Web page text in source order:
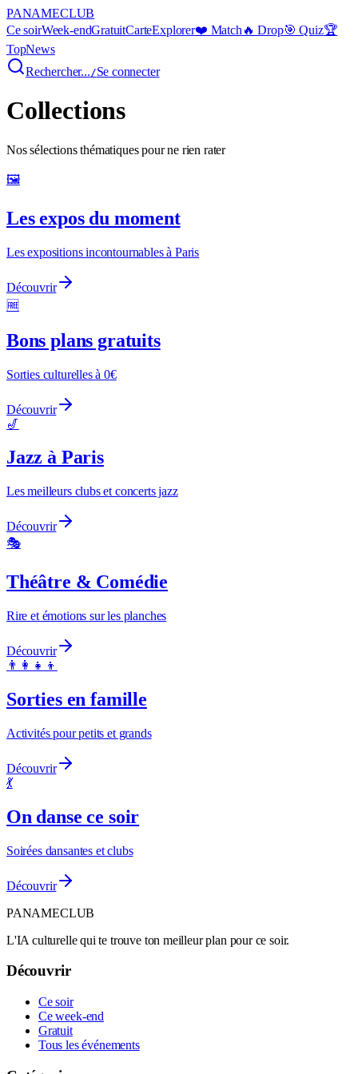
PANAMECLUB
Ce soirWeek-endGratuitCarteExplorer❤️ Match 🔥 Drop🎯 Quiz🏆
TopNews
Rechercher.../Se connecter
Collections
Nos sélections thématiques pour ne rien rater
🖼️
Les expos du moment
Les expositions incontournables à Paris
Découvrir
🆓
Bons plans gratuits
Sorties culturelles à 0€
Découvrir
🎷
Jazz à Paris
Les meilleurs clubs et concerts jazz
Découvrir
🎭
Théâtre & Comédie
Rire et émotions sur les planches
Découvrir
👨‍👩‍👧‍👦
Sorties en famille
Activités pour petits et grands
Découvrir
💃
On danse ce soir
Soirées dansantes et clubs
Découvrir
PANAMECLUB
L'IA culturelle qui te trouve ton meilleur plan pour ce soir.
Découvrir
Ce soir
Ce week-end
Gratuit
Tous les événements